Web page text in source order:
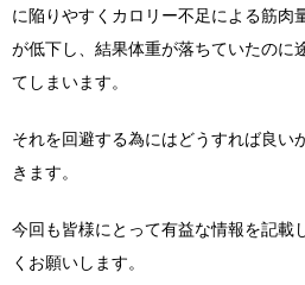
に陥りやすくカロリー不足による筋肉
が低下し、結果体重が落ちていたのに
てしまいます。
それを回避する為にはどうすれば良い
きます。
今回も皆様にとって有益な情報を記載
くお願いします。